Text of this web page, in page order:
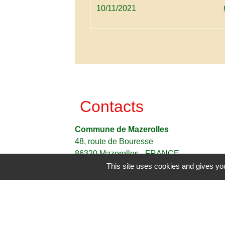
10/11/2021
Contacts
Commune de Mazerolles
48, route de Bouresse
86320 Mazerolles - FRANCE
+33 5 49 48 41 92
Contact par formulaire
This site uses cookies and gives